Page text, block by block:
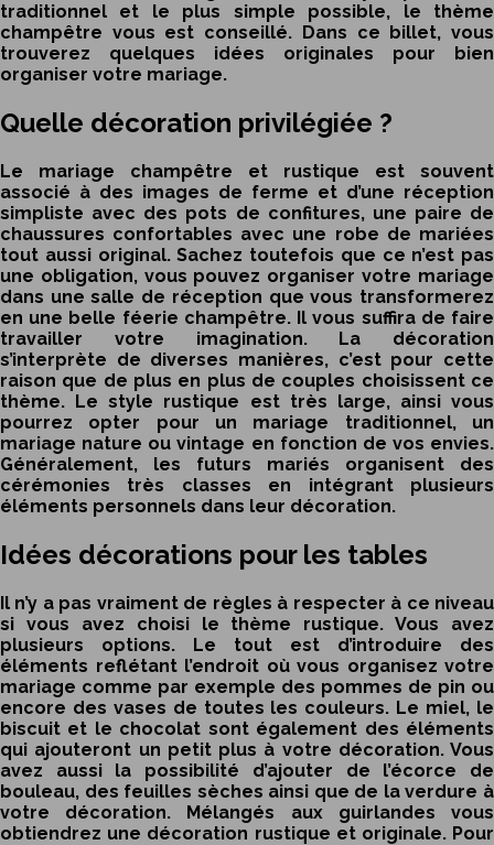
traditionnel et le plus simple possible, le thème
champêtre vous est conseillé. Dans ce billet, vous
trouverez quelques idées originales pour bien
organiser votre mariage.
Quelle décoration privilégiée ?
Le mariage champêtre et rustique est souvent
associé à des images de ferme et d’une réception
simpliste avec des pots de confitures, une paire de
chaussures confortables avec une robe de mariées
tout aussi original. Sachez toutefois que ce n’est pas
une obligation, vous pouvez organiser votre mariage
dans une salle de réception que vous transformerez
en une belle féerie champêtre. Il vous suffira de faire
travailler votre imagination. La décoration
s’interprète de diverses manières, c’est pour cette
raison que de plus en plus de couples choisissent ce
thème. Le style rustique est très large, ainsi vous
pourrez opter pour un mariage traditionnel, un
mariage nature ou vintage en fonction de vos envies.
Généralement, les futurs mariés organisent des
cérémonies très classes en intégrant plusieurs
éléments personnels dans leur décoration.
Idées décorations pour les tables
Il n’y a pas vraiment de règles à respecter à ce niveau
si vous avez choisi le thème rustique. Vous avez
plusieurs options. Le tout est d’introduire des
éléments reflétant l’endroit où vous organisez votre
mariage comme par exemple des pommes de pin ou
encore des vases de toutes les couleurs. Le miel, le
biscuit et le chocolat sont également des éléments
qui ajouteront un petit plus à votre décoration. Vous
avez aussi la possibilité d’ajouter de l’écorce de
bouleau, des feuilles sèches ainsi que de la verdure à
votre décoration. Mélangés aux guirlandes vous
obtiendrez une décoration rustique et originale. Pour